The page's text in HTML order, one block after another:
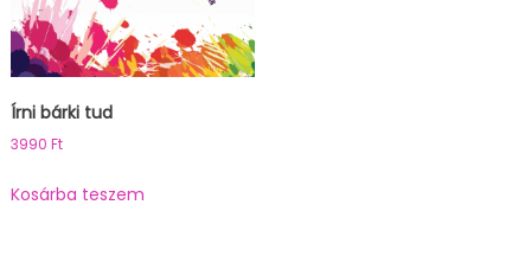
Írni bárki tud
3990 Ft
Kosárba teszem